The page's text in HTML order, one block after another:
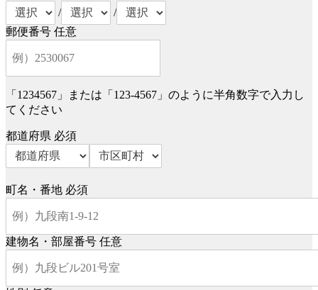
/
/
郵便番号 任意
「1234567」または「123-4567」のように半角数字で入力し
てください
都道府県 必須
町名・番地 必須
建物名・部屋番号 任意